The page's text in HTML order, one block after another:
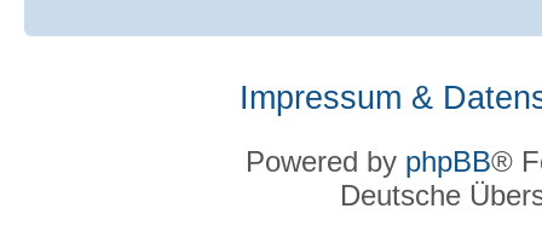
Impressum &
Powered by phpBB®
Deutsche